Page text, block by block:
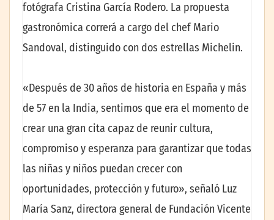
fotógrafa Cristina García Rodero. La propuesta
gastronómica correrá a cargo del chef Mario
Sandoval, distinguido con dos estrellas Michelin.
«Después de 30 años de historia en España y más
de 57 en la India, sentimos que era el momento de
crear una gran cita capaz de reunir cultura,
compromiso y esperanza para garantizar que todas
las niñas y niños puedan crecer con
oportunidades, protección y futuro», señaló Luz
María Sanz, directora general de Fundación Vicente